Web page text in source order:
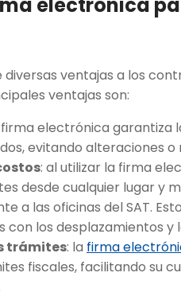
ventajas a los
ventajas son:
firma electrónica garantiza
evitando alteraciones
: al utilizar la firma
desde cualquier lugar y
a las oficinas del SAT.
con los desplazamientos y
trámites: la firma
fiscales, facilitando su